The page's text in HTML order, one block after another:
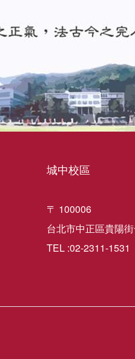
城中校區
〒 100006
台北市中正區貴陽
TEL :02-2311-1531